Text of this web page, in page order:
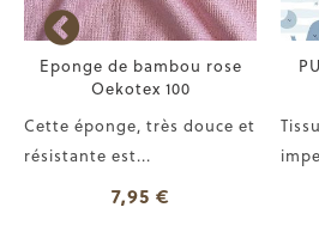
Eponge de bambou rose
Oekotex 100
Cette éponge, très douce et
résistante est...
7,95 €